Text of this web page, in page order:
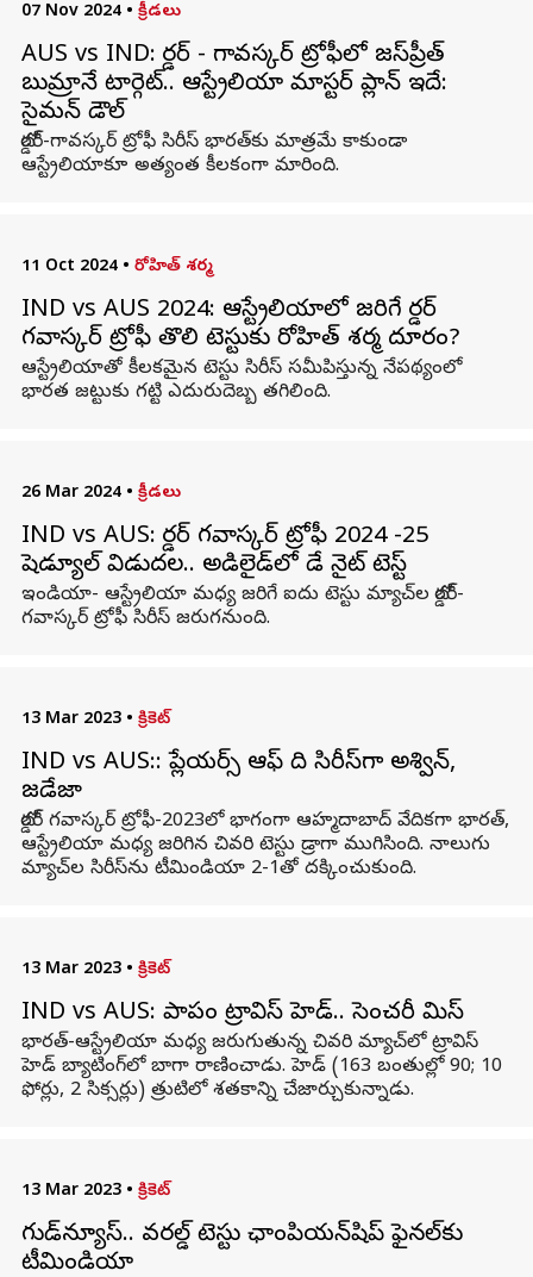
07 Nov 2024 • క్రీడలు
AUS vs IND: బోర్డర్ - గావస్కర్ ట్రోఫీలో జస్‌ప్రీత్
బుమ్రానే టార్గెట్‌.. ఆస్ట్రేలియా మాస్టర్‌ ప్లాన్‌ ఇదే:
సైమన్ డౌల్
బోర్డర్-గావస్కర్ ట్రోఫీ సిరీస్‌ భారత్‌కు మాత్రమే కాకుండా
ఆస్ట్రేలియాకూ అత్యంత కీలకంగా మారింది.
11 Oct 2024 • రోహిత్ శర్మ
IND vs AUS 2024: ఆస్ట్రేలియాలో జరిగే బోర్డర్
గవాస్కర్ ట్రోఫీ తొలి టెస్టుకు రోహిత్ శర్మ దూరం?
ఆస్ట్రేలియాతో కీలకమైన టెస్టు సిరీస్ సమీపిస్తున్న నేపథ్యంలో
భారత జట్టుకు గట్టి ఎదురుదెబ్బ తగిలింది.
26 Mar 2024 • క్రీడలు
IND vs AUS: బోర్డర్ గవాస్కర్ ట్రోఫీ 2024 -25
షెడ్యూల్ విడుదల.. అడిలైడ్‌లో డే నైట్ టెస్ట్
ఇండియా- ఆస్ట్రేలియా మ‌ధ్య జ‌రిగే ఐదు టెస్టు మ్యాచ్⁭ల బోర్డర్-
గవాస్కర్ ట్రోఫీ సిరీస్ జరుగనుంది.
13 Mar 2023 • క్రికెట్
IND vs AUS:: ప్లేయర్స్ ఆఫ్ ది సిరీస్‌గా అశ్విన్,
జడేజా
బోర్డర్ గవాస్కర్ ట్రోఫీ-2023లో భాగంగా ఆహ్మదాబాద్ వేదికగా భారత్,
ఆస్ట్రేలియా మధ్య జరిగిన చివరి టెస్టు డ్రాగా ముగిసింది. నాలుగు
మ్యాచ్‌ల సిరీస్‌ను టీమిండియా 2-1తో దక్కించుకుంది.
13 Mar 2023 • క్రికెట్
IND vs AUS: పాపం ట్రావిస్ హెడ్.. సెంచరీ మిస్
భారత్-ఆస్ట్రేలియా మధ్య జరుగుతున్న చివరి మ్యాచ్‌లో ట్రావిస్
హెడ్ బ్యాటింగ్‌లో బాగా రాణించాడు. హెడ్ (163 బంతుల్లో 90; 10
ఫోర్లు, 2 సిక్సర్లు) త్రుటిలో శతకాన్ని చేజార్చుకున్నాడు.
13 Mar 2023 • క్రికెట్
గుడ్‌న్యూస్.. వరల్డ్ టెస్టు ఛాంపియన్‌షిప్‌ ఫైనల్‌కు
టీమిండియా